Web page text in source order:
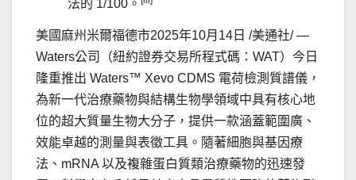
法的 1/100 。
美國麻州米爾福德市2025年10月14日 /美通社/ —
Waters公司 （紐約證券交易所程式碼： WAT）今日
隆重推出 Waters™ Xevo CDMS 電荷檢測質譜儀，
為新一代治療藥物與結構生物學領域中具有核心地
位的超大質量生物大分子，提供一款涵蓋範圍廣、
效能卓越的測量與表徵工具。隨著細胞與基因療
法、 mRNA 以及複雜蛋白質類治療藥物的迅速發